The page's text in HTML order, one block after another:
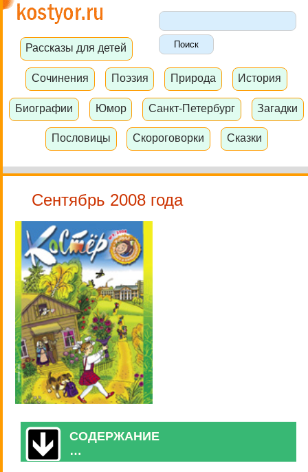
Рассказы для детей
Сочинения Поэзия Природа История
Биографии Юмор Санкт-Петербург Загадки
Пословицы Скороговорки Сказки
Сентябрь 2008 года
СОДЕРЖАНИЕ
…